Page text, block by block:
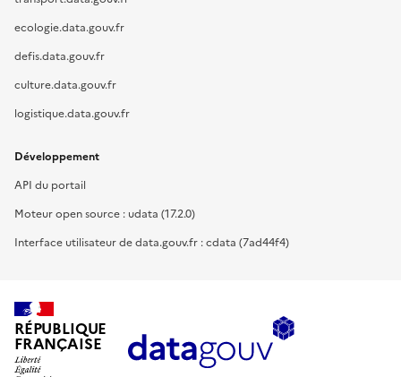
ecologie.data.gouv.fr
defis.data.gouv.fr
culture.data.gouv.fr
logistique.data.gouv.fr
Développement
API du portail
Moteur open source : udata (17.2.0)
Interface utilisateur de data.gouv.fr : cdata (7ad44f4)
RÉPUBLIQUE
FRANÇAISE